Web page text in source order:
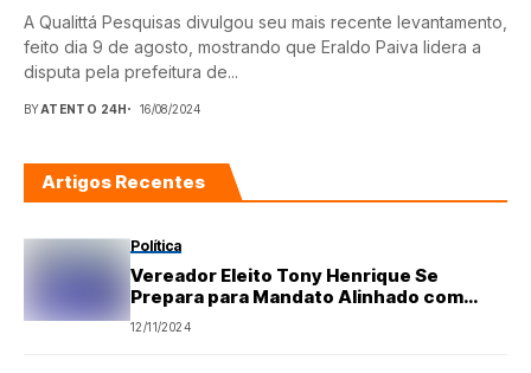
A Qualittá Pesquisas divulgou seu mais recente levantamento,
feito dia 9 de agosto, mostrando que Eraldo Paiva lidera a
disputa pela prefeitura de...
BYATENTO 24H 16/08/2024
Artigos Recentes
Política
Vereador Eleito Tony Henrique Se
Prepara para Mandato Alinhado com
Deputados Conservadores
12/11/2024